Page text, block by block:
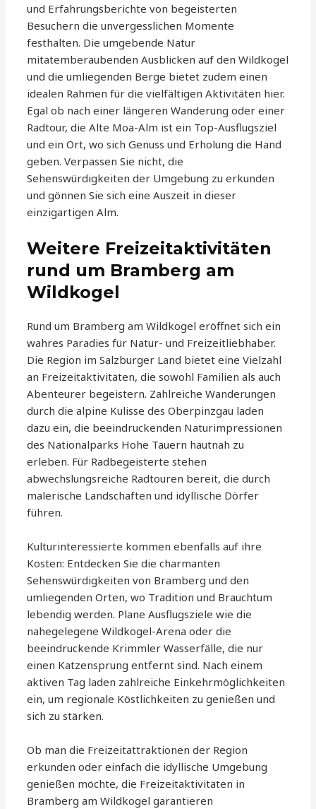
und Erfahrungsberichte von begeisterten
Besuchern die unvergesslichen Momente
festhalten. Die umgebende Natur
mitatemberaubenden Ausblicken auf den Wildkogel
und die umliegenden Berge bietet zudem einen
idealen Rahmen für die vielfältigen Aktivitäten hier.
Egal ob nach einer längeren Wanderung oder einer
Radtour, die Alte Moa-Alm ist ein Top-Ausflugsziel
und ein Ort, wo sich Genuss und Erholung die Hand
geben. Verpassen Sie nicht, die
Sehenswürdigkeiten der Umgebung zu erkunden
und gönnen Sie sich eine Auszeit in dieser
einzigartigen Alm.
Weitere Freizeitaktivitäten
rund um Bramberg am
Wildkogel
Rund um Bramberg am Wildkogel eröffnet sich ein
wahres Paradies für Natur- und Freizeitliebhaber.
Die Region im Salzburger Land bietet eine Vielzahl
an Freizeitaktivitäten, die sowohl Familien als auch
Abenteurer begeistern. Zahlreiche Wanderungen
durch die alpine Kulisse des Oberpinzgau laden
dazu ein, die beeindruckenden Naturimpressionen
des Nationalparks Hohe Tauern hautnah zu
erleben. Für Radbegeisterte stehen
abwechslungsreiche Radtouren bereit, die durch
malerische Landschaften und idyllische Dörfer
führen.
Kulturinteressierte kommen ebenfalls auf ihre
Kosten: Entdecken Sie die charmanten
Sehenswürdigkeiten von Bramberg und den
umliegenden Orten, wo Tradition und Brauchtum
lebendig werden. Plane Ausflugsziele wie die
nahegelegene Wildkogel-Arena oder die
beeindruckende Krimmler Wasserfälle, die nur
einen Katzensprung entfernt sind. Nach einem
aktiven Tag laden zahlreiche Einkehrmöglichkeiten
ein, um regionale Köstlichkeiten zu genießen und
sich zu stärken.
Ob man die Freizeitattraktionen der Region
erkunden oder einfach die idyllische Umgebung
genießen möchte, die Freizeitaktivitäten in
Bramberg am Wildkogel garantieren